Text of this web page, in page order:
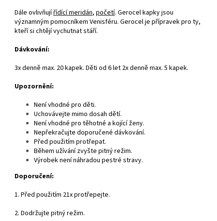
Dále ovlivňujířídící meridán, početí. Gerocel kapky jsou
významným pomocníkem Venisféru. Gerocel je přípravek pro ty,
kteří si chtějí vychutnat stáří.
Dávkování:
3x denně max. 20 kapek. Děti od 6 let 2x denně max. 5 kapek.
Upozornění:
Není vhodné pro děti.
Uchovávejte mimo dosah dětí.
Není vhodné pro těhotné a kojící ženy.
Nepřekračujte doporučené dávkování.
Před použitím protřepat.
Během užívání zvyšte pitný režim.
Výrobek není náhradou pestré stravy.
Doporučení:
1. Před použitím 21x protřepejte.
2. Dodržujte pitný režim.